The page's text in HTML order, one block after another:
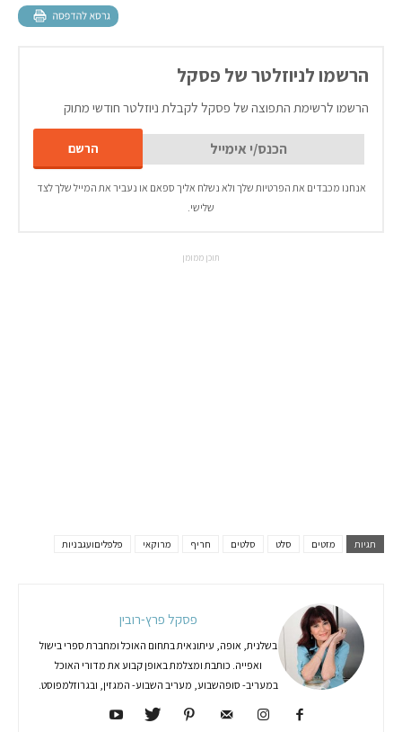
הרשמו לניוזלטר של פסקל
הרשמו לרשימת התפוצה של פסקל לקבלת ניוזלטר חודשי מתוק
אנחנו מכבדים את הפרטיות שלך ולא נשלח אליך ספאם או נעביר את המייל שלך לצד
שלישי.
תוכן ממומן
תגיות מזטים סלט סלטים חריף מרוקאי פלפליםועגבניות
פסקל פרץ-רובין
בשלנית, אופה, עיתונאית בתחום האוכל ומחברת ספרי בישול
ואפייה. כותבת ומצלמת באופן קבוע את מדורי האוכל
במעריב- סופהשבוע, מעריב השבוע- המגזין, ובגרוזלמפוסט.